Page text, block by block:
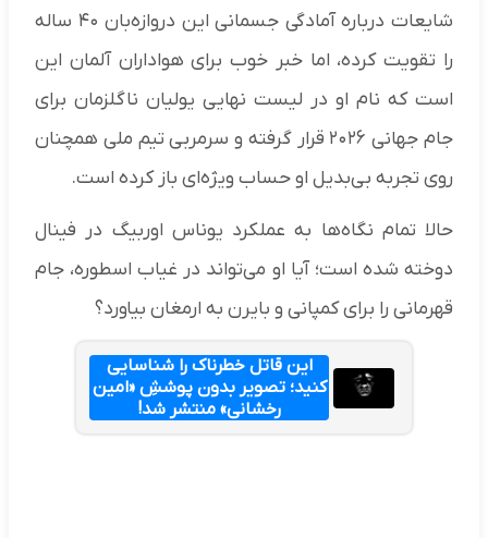
شایعات درباره آمادگی جسمانی این دروازه‌بان ۴۰ ساله
را تقویت کرده، اما خبر خوب برای هواداران آلمان این
است که نام او در لیست نهایی یولیان ناگلزمان برای
جام جهانی ۲۰۲۶ قرار گرفته و سرمربی تیم ملی همچنان
روی تجربه بی‌بدیل او حساب ویژه‌ای باز کرده است.
حالا تمام نگاه‌ها به عملکرد یوناس اوربیگ در فینال
دوخته شده است؛ آیا او می‌تواند در غیاب اسطوره، جام
قهرمانی را برای کمپانی و بایرن به ارمغان بیاورد؟
این قاتل خطرناک را شناسایی
کنید؛ تصویر بدون پوششِ «امین
رخشانی» منتشر شد!